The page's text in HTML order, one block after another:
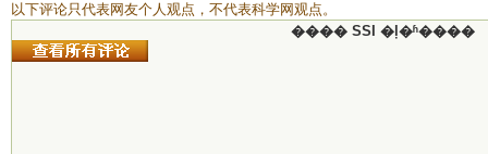
以下评论只代表网友个人观点，不代表科学网观点。
���� SSI �ļ�ʱ����